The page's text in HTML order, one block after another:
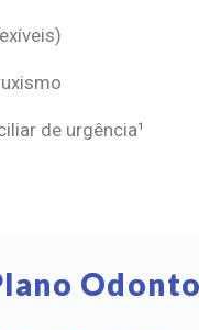
de urgência¹